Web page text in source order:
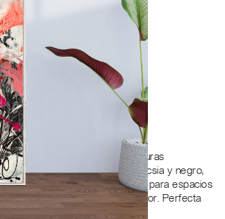
AL CARRITO
la energ¡a del arte urbano. Figuras
de graffiti enrgicos en rojo, fucsia y negro,
sobre el poder femenino. Ideal para espacios
y con un esp¡ritu transgresor. Perfecta
y vanguardista.